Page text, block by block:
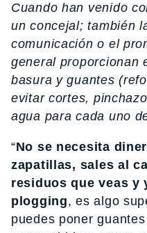
Cuando han venido
un concejal; también
comunicación o el
general proporcionan
basura y guantes
evitar cortes,
agua para cada uno
“No se necesita
zapatillas, sales al
residuos que veas y
plogging, es algo
puedes poner